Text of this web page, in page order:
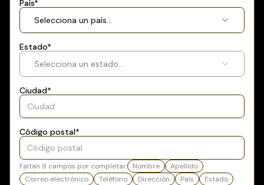
País*
Selecciona un país...
Estado*
Selecciona un estado...
Ciudad*
Código postal*
Faltan 9 campos por completar: Nombre
Apellido
Correo electrónico
Teléfono Dirección País
Estado